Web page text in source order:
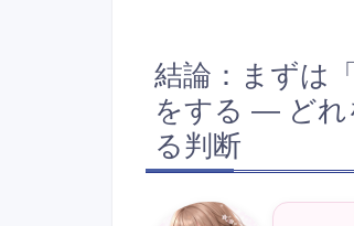
結論：まずは
をする — どれ
る判断